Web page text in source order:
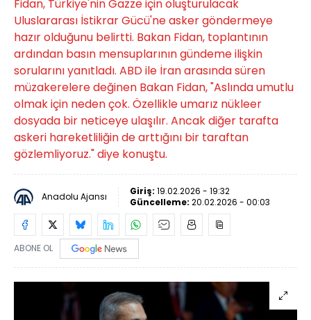
Fidan, Türkiye'nin Gazze için oluşturulacak
Uluslararası İstikrar Gücü'ne asker göndermeye
hazır olduğunu belirtti. Bakan Fidan, toplantının
ardından basın mensuplarının gündeme ilişkin
sorularını yanıtladı. ABD ile İran arasında süren
müzakerelere değinen Bakan Fidan, "Aslında umutlu
olmak için neden çok. Özellikle umarız nükleer
dosyada bir neticeye ulaşılır. Ancak diğer tarafta
askeri hareketliliğin de arttığını bir taraftan
gözlemliyoruz." diye konuştu.
Anadolu Ajansı Giriş: 19.02.2026 - 19:32
Güncelleme: 20.02.2026 - 00:03
ABONE OL